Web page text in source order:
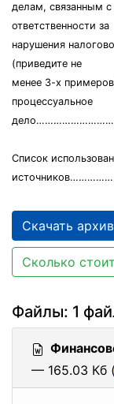
делам, связанным
ответственности за
нарушения
(приведите не
менее 3-х
процессуальное
Список
Скачать
Сколько
Файлы: 1
— 165.03 Кб (